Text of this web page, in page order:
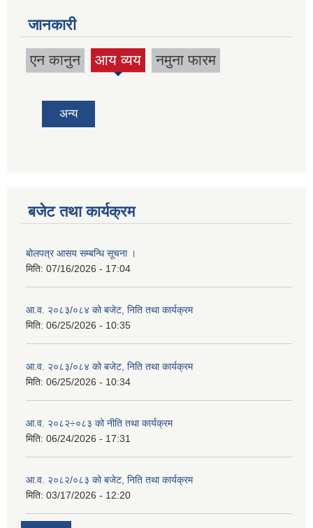
जानकारी
एन कानुन आय व्यय
(active
नमुना फारम
अन्य
बजेट तथा कार्यक्रम
बोलपत्र आसय सम्बन्धि सूचना ।
मिति: 07/16/2026 - 17:04
आ.व. २०८३/०८४ को बजेट, निति तथा कार्यक्रम
मिति: 06/25/2026 - 10:35
आ.व. २०८३/०८४ को बजेट, निति तथा कार्यक्रम
मिति: 06/25/2026 - 10:34
आ.व. २०८२÷०८३ को नीति तथा कार्यक्रम
मिति: 06/24/2026 - 17:31
आ.व. २०८२/०८३ को बजेट, निति तथा कार्यक्रम
मिति: 03/17/2026 - 12:20